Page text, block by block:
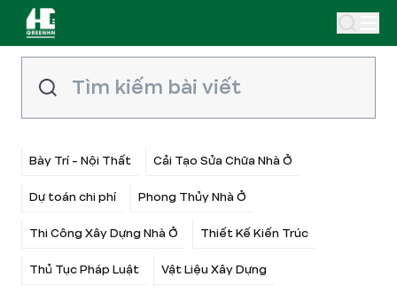
Bày Trí - Nội Thất Cải Tạo Sửa Chữa Nhà Ở
Dự toán chi phí Phong Thủy Nhà Ở
Thi Công Xây Dựng Nhà Ở Thiết Kế Kiến Trúc
Thủ Tục Pháp Luật Vật Liệu Xây Dựng